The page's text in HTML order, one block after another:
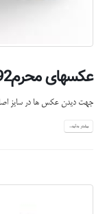
عکسهای محرم92(سری اول)
جهت دیدن عکس ها در سایز
بیشتر بدانید...